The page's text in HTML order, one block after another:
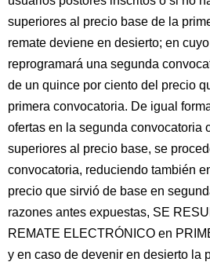
superiores al precio base de la
remate deviene en desierto; en
reprogramará una segunda
de un quince por ciento del precio
primera convocatoria. De igual
ofertas en la segunda convocatoria
superiores al precio base, se
convocatoria, reduciendo también
precio que sirvió de base en
razones antes expuestas, SE
REMATE ELECTRÓNICO en
y en caso de devenir en desierto la